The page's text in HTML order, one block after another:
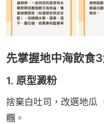
先掌握地中海飲食
1. 原型澱粉
捨棄白吐司，改選地瓜
糰。